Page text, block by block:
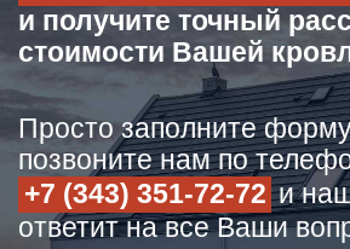
и получите точный
стоимости Вашей
Просто заполните
позвоните нам по
+7 (343) 351-72-72 и
ответит на все Ваши